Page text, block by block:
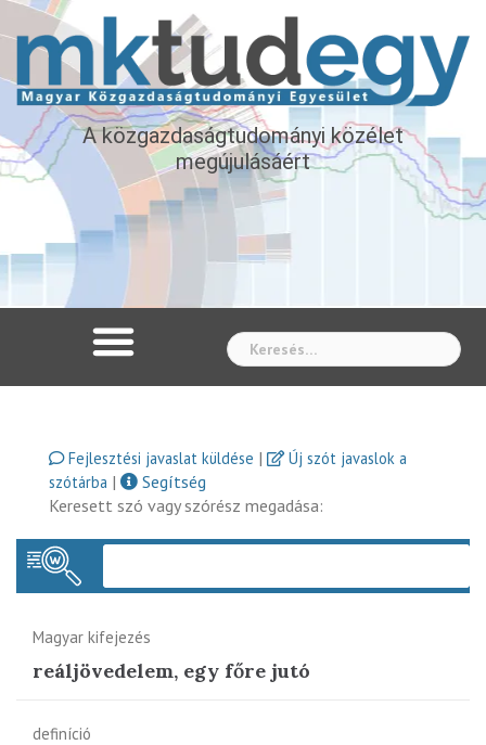
A közgazdaságtudományi közélet
megújulásáért
Fejlesztési javaslat küldése |
Új szót javaslok a
szótárba |
Segítség
Keresett szó vagy szórész megadása:
Magyar kifejezés
reáljövedelem, egy főre jutó
definíció